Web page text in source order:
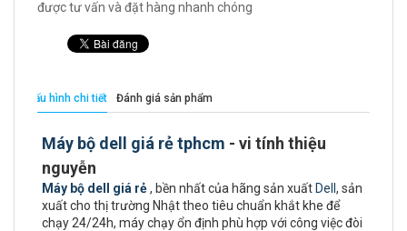
được tư vấn và đặt hàng nhanh chóng
Cấu hình chi tiết Đánh giá sản phẩm
Máy bộ dell giá rẻ tphcm - vi tính thiệu
nguyễn
Máy bộ dell giá rẻ, bền nhất của hãng sản xuất Dell , sản
xuất cho thị trường Nhật theo tiêu chuẩn khắt khe để
chạy 24/24h, máy chạy ổn định phù hợp với công việc đòi